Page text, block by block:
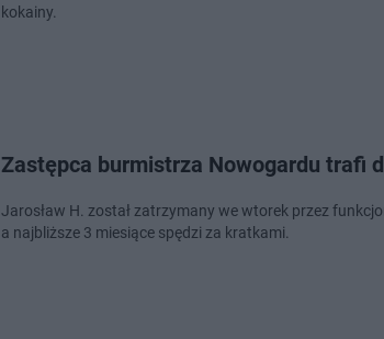
kokainy.
Zastępca burmistrza Nowogardu trafi
Jarosław H. został zatrzymany we wtorek przez
a najbliższe 3 miesiące spędzi za kratkami.